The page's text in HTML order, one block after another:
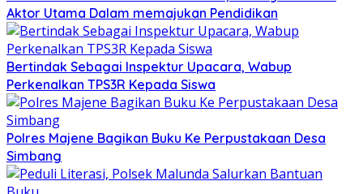
Aktor Utama Dalam memajukan Pendidikan
Bertindak Sebagai Inspektur Upacara, Wabup
Perkenalkan TPS3R Kepada Siswa
Polres Majene Bagikan Buku Ke Perpustakaan Desa
Simbang